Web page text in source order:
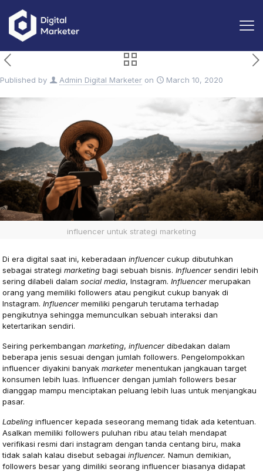
Published by Admin Digital Marketer on March 10, 2020
influencer untuk strategi marketing
Di era digital saat ini, keberadaaninfluencercukup dibutuhkan
sebagai strategimarketingbagi sebuah bisnis.Influencersendiri lebih
sering dilabeli dalamsocial media, Instagram.Influencermerupakan
orang yang memiliki followers atau pengikut cukup banyak di
Instagram.Influencermemiliki pengaruh terutama terhadap
pengikutnya sehingga memunculkan sebuah interaksi dan
ketertarikan sendiri.
Seiring perkembangan marketing,influencerdibedakan dalam
beberapa jenis sesuai dengan jumlah followers. Pengelompokkan
influencer diyakini banyakmarketermenentukan jangkauan target
konsumen lebih luas. Influencer dengan jumlah followers besar
dianggap mampu menciptakan peluang lebih luas untuk menjangkau
pasar.
Labeling influencer kepada seseorang memang tidak ada ketentuan.
Asalkan memiliki followers puluhan ribu atau telah mendapat
verifikasi resmi dari instagram dengan tanda centang biru, maka
tidak salah kalau disebut sebagaiinfluencer. Namun demikian,
followers besar yang dimiliki seorang influencer biasanya didapat